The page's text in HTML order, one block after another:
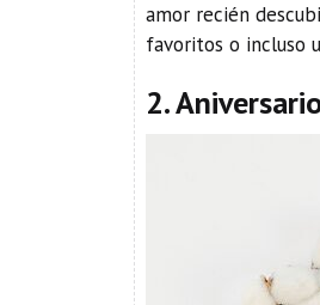
amor recién
favoritos o incluso
2.